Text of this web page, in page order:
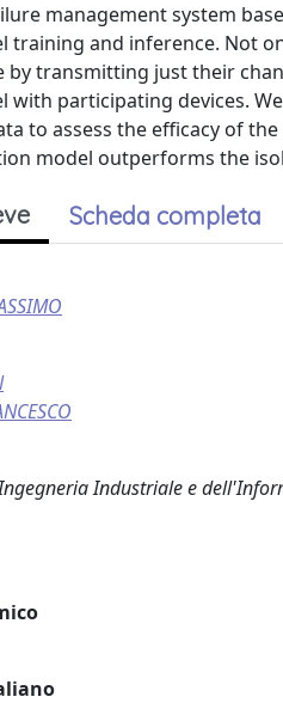
management system
training and inference. Not
by transmitting just their
with participating devices.
to assess the efficacy of
model outperforms the
Scheda completa
Industriale e